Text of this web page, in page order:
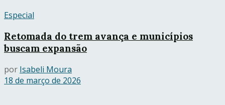
Especial
Retomada do trem avança e municípios
buscam expansão
por Isabeli Moura
18 de março de 2026